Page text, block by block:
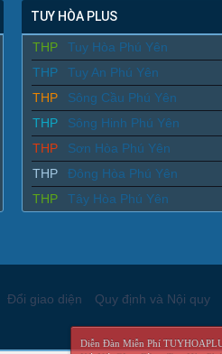
TUY HÒA PLUS
THP
Tuy Hòa Phú Yên
THP
Tuy An Phú Yên
THP
Sông Cầu Phú Yên
THP
Sông Hinh Phú Yên
THP
Sơn Hòa Phú Yên
THP
Đông Hòa Phú Yên
THP
Tây Hòa Phú Yên
Đổi giao diện Quy định và Nội quy
Diễn Đàn Miễn Phí